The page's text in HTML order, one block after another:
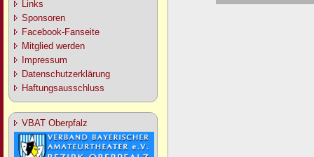
Links
Sponsoren
Facebook-Fanseite
Mitglied werden
Impressum
Datenschutzerklärung
Haftungsausschluss
VBAT Oberpfalz